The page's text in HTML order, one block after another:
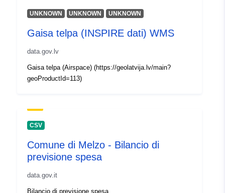
], [ 20.7, 55.6 ], [ 20.7, 58.1 ],
Tipo: Polygon
e5776d22e4ce
UNKNOWN UNKNOWN UNKNOWN
Gaisa telpa (INSPIRE dati) WMS
data.gov.lv
Gaisa telpa (Airspace) (https://geolatvija.lv/main?
geoProductId=113)
CSV
Comune di Melzo - Bilancio di
previsione spesa
data.gov.it
Bilancio di previsione spesa